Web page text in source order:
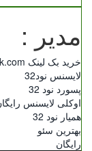
مدیر :
خرید بک لینک behtarinbacklink.com
لایسنس نود32
پسورد نود 32
اوکلی لایسنس رایگان
همیار نود 32
بهترین سئو
رایگان